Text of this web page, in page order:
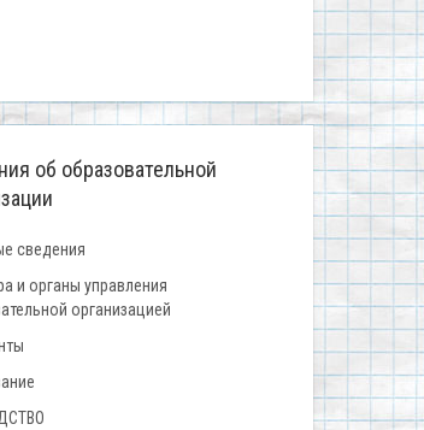
об образовательной
сведения
и органы управления
организацией